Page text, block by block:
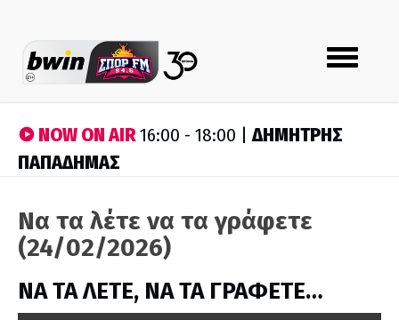
Toggle
navigation
NOW ON AIR16:00 - 18:00 |ΔΗΜΗΤΡΗΣ
ΠΑΠΑΔΗΜΑΣ
Να τα λέτε να τα γράφετε
(24/02/2026)
ΝΑ ΤΑ ΛΕΤΕ, ΝΑ ΤΑ ΓΡΑΦΕΤΕ…